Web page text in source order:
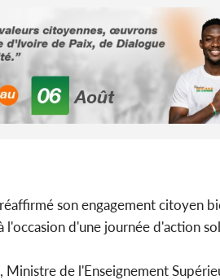
son engagement citoyen
d'une journée d'action
de l'Enseignement